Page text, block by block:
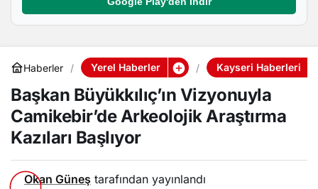
Haberler Yerel Haberler Kayseri Haberleri
Başkan Büyükkılıç’ın Vizyonuyla
Camikebir’de Arkeolojik Araştırma
Kazıları Başlıyor
Okan Güneş tarafından yayınlandı